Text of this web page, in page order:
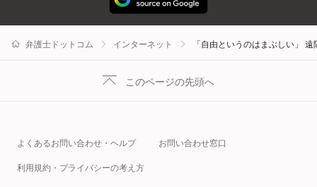
弁護士ドットコム インターネット 「自由というのはまぶしい」
このページの先頭へ
よくあるお問い合わせ・ヘルプ お問い合わせ窓口
利用規約・プライバシーの考え方